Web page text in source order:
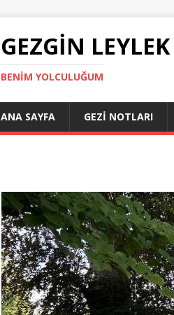
GEZGIN LEYLEK
BENIM YOLCULUĞUM
ANA SAYFA GEZI NOTLARI